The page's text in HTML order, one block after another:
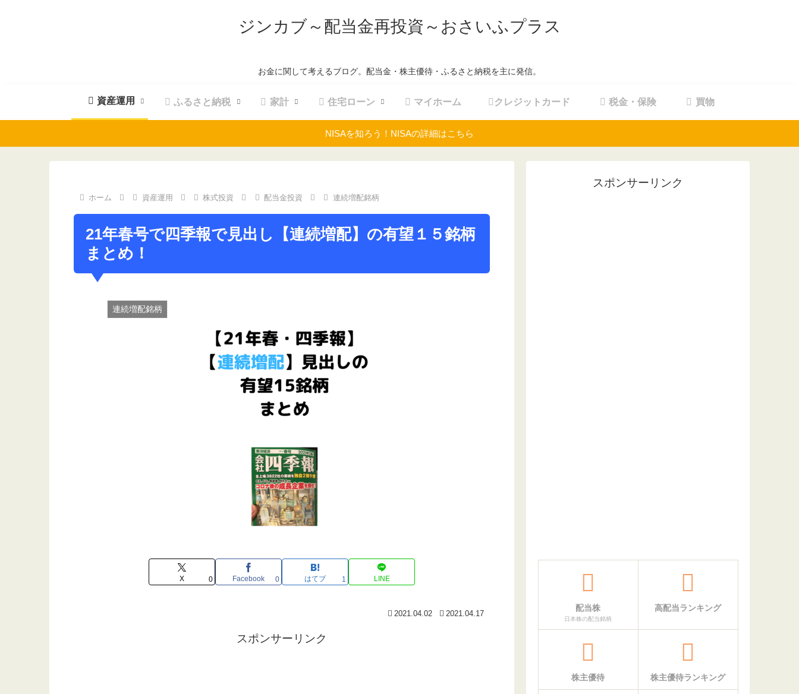
ジンカブ～配当金再投資～おさいふプラス
お金に関して考えるブログ。配当金・株主優待・ふるさと納税を主に発信。
資産運用 ふるさと納税 家計 住宅ローン マイホーム クレジットカード 税金・保険 買物
NISAを知ろう！NISAの詳細はこちら
ホーム 資産運用 株式投資 配当金投資 連続増配銘柄
21年春号で四季報で見出し【連続増配】の有望１５銘柄
まとめ！
連続増配銘柄
X 0 Facebook 0 はてブ 1 LINE
2021.04.02 2021.04.17
スポンサーリンク
スポンサーリンク
配当株
日本株の配当銘柄
高配当ランキング
株主優待 株主優待ランキング